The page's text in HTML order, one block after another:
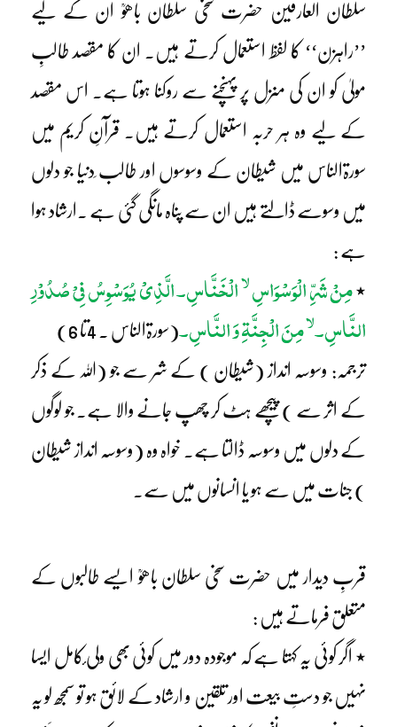
سلطان العارفین حضرت سخی سلطان باھوؒ ان کے لیے
’’راہزن‘‘ کا لفظ استعمال کرتے ہیں۔ ان کا مقصد طالبِ
مولیٰ کو ان کی منزل پر پہنچنے سے روکنا ہوتا ہے۔ اس مقصد
کے لیے وہ ہر حربہ استعمال کرتے ہیں۔ قرآنِ کریم میں
سورۃالناس میں شیطان کے وسوسوں اور طالب ِدنیا جو دلوں
میں وسوسے ڈالتے ہیں ان سے پناہ مانگی گئی ہے ۔ارشاد ہوا
ہے :
٭ مِنْ شَرِّ الْوَسْوَاسِلاالْخَنَّاسِ۔ الَّذِیْ یُوَسْوِسُ فِیْ صُدُوْرِ
النَّاسِ۔لامِنَ الْجِنَّۃِ وَ النَّاسِ۔(سورۃالناس ۔ 4تا 6)
ترجمہ: وسوسہ انداز (شیطان ) کے شر سے جو (اللہ کے ذکر
کے اثر سے ) پیچھے ہٹ کر چھپ جانے والا ہے۔ جو لوگوں
کے دلوں میں وسوسہ ڈالتا ہے۔ خواہ وہ (وسوسہ انداز شیطان
) جنات میں سے ہو یا انسانوں میں سے۔
قربِ دیدار میں حضرت سخی سلطان باھوؒ ایسے طالبوں کے
متعلق فرماتے ہیں :
٭ اگر کوئی یہ کہتا ہے کہ موجودہ دور میں کوئی بھی ولی ٔکامل ایسا
نہیں جو دستِ بیعت اور تلقین و ارشاد کے لائق ہو تو سمجھ لو یہ